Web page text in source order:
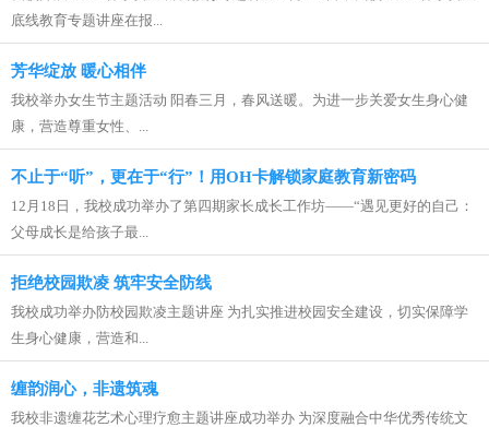
底线教育专题讲座在报...
芳华绽放 暖心相伴
我校举办女生节主题活动 阳春三月，春风送暖。为进一步关爱女生身心健
康，营造尊重女性、...
不止于“听”，更在于“行”！用OH卡解锁家庭教育新密码
12月18日，我校成功举办了第四期家长成长工作坊——“遇见更好的自己：
父母成长是给孩子最...
拒绝校园欺凌 筑牢安全防线
我校成功举办防校园欺凌主题讲座 为扎实推进校园安全建设，切实保障学
生身心健康，营造和...
缠韵润心，非遗筑魂
我校非遗缠花艺术心理疗愈主题讲座成功举办 为深度融合中华优秀传统文